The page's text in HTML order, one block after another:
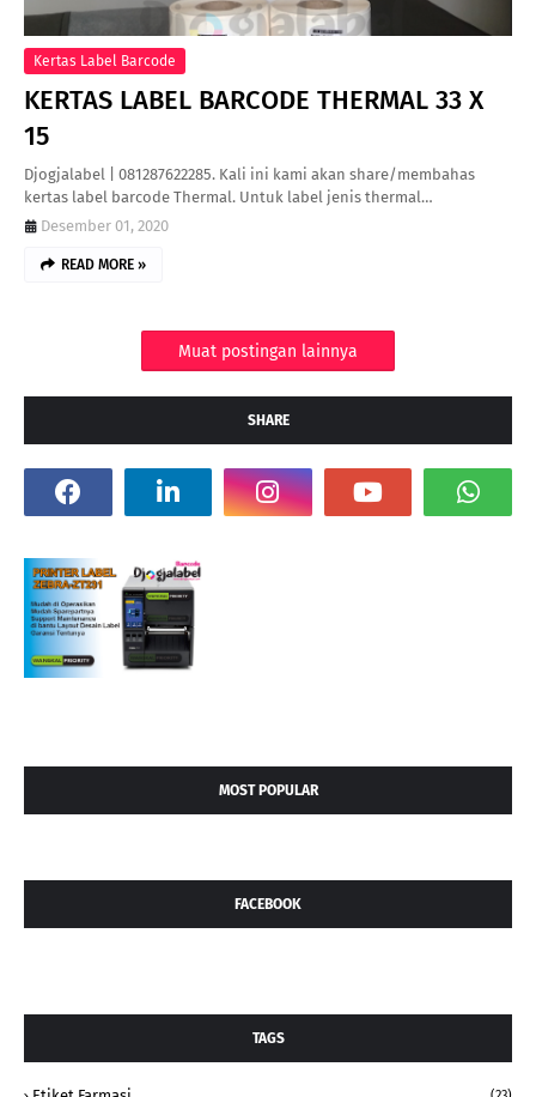
Kertas Label Barcode
KERTAS LABEL BARCODE THERMAL 33 X
15
Djogjalabel | 081287622285. Kali ini kami akan share/membahas
kertas label barcode Thermal. Untuk label jenis thermal…
Desember 01, 2020
READ MORE »
Muat postingan lainnya
SHARE
MOST POPULAR
FACEBOOK
TAGS